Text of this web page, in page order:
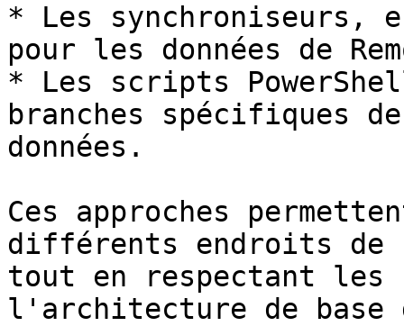
* Les synchroniseurs,
pour les données de
* Les scripts
branches spécifiques
données.
Ces approches
différents endroits de
tout en respectant les
l'architecture de base